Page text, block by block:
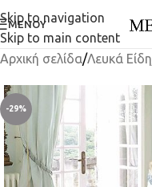
Skip to navigation
Skip to main content
ΜΕΝΟΎ
Αρχική σελίδα/Λευκά Είδη
-29%